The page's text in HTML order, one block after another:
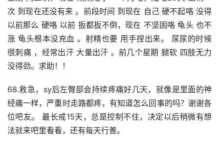
次 到现在还没有来 。前段时间 到现在 自己 硬不起咯 没得
以前那么 硬咯 以前 扳都扳不倒，现在 不坚固咯 龟头 也不
涨 龟头根本没充血 。射精也要 用手捏出来。 尿尿的时候
很刺痛 ，经常出汗 大量出汗 。前几个星期 腿软 四肢无力
没得劲。求助！！
68.救急，sy后左臀部会持续疼痛好几天，就像是里面的神
经痛一样，严重时走路都疼，有知道怎么回事的吗？谢谢各
位吧友。 最长戒15天，总是控制不住，决定以后稍微有想
法就来吧里看看，还有每天行善。